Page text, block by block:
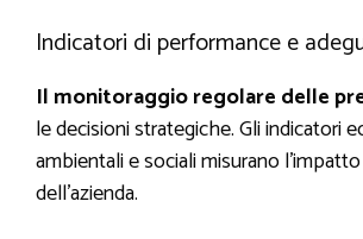
Indicatori di performance e
Il monitoraggio regolare delle
le decisioni strategiche. Gli indicatori
ambientali e sociali misurano
dell’azienda.